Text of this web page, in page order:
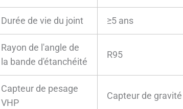
Durée de vie du joint ≥5 ans
Rayon de l'angle de
la bande d'étanchéité
R95
Capteur de pesage
VHP
Capteur de gravité